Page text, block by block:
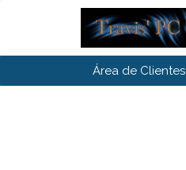
Área de Clientes